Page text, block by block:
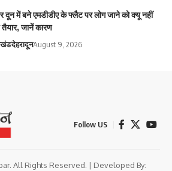
दून में बने एमडीडीए के फ्लैट पर लोग जाने को क्यू नहीं
तैयार, जानें कारण
देहरादूनAugust 9, 2026
Follow US
All Rights Reserved. | Developed By: